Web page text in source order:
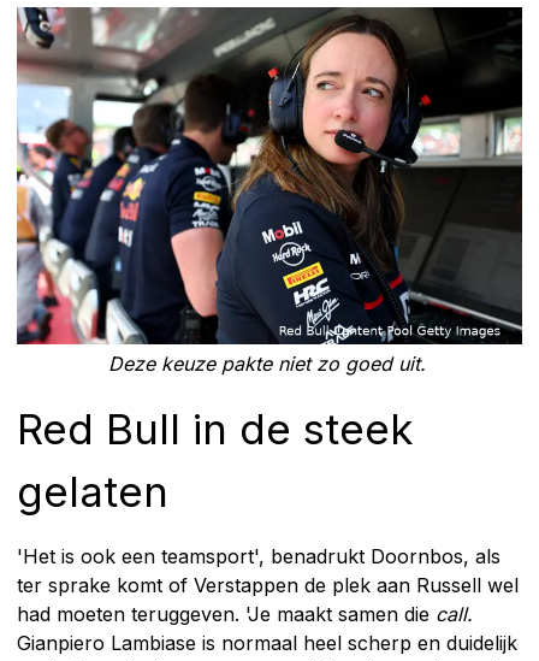
Deze keuze pakte niet zo goed uit.
Red Bull in de steek
gelaten
'Het is ook een teamsport', benadrukt Doornbos, als
ter sprake komt of Verstappen de plek aan Russell wel
had moeten teruggeven. 'Je maakt samen die call.
Gianpiero Lambiase is normaal heel scherp en duidelijk